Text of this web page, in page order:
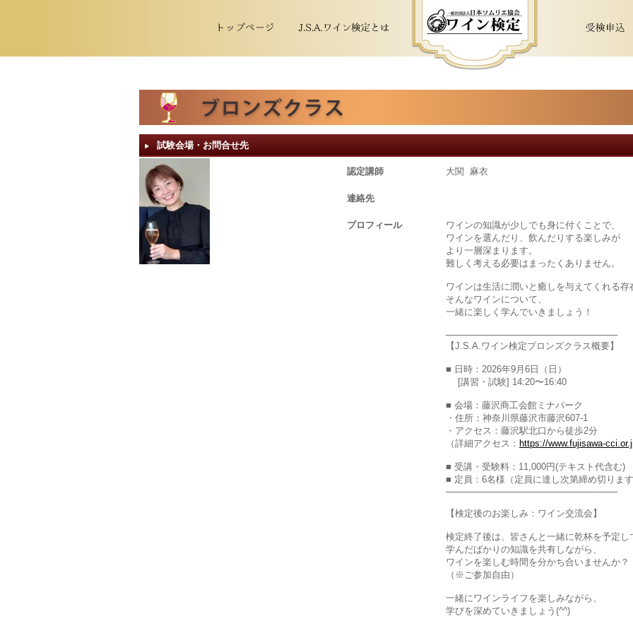
▶︎ 試験会場・お問合せ先
認定講師 大関 麻衣
連絡先
プロフィール
ワインの知識が少しでも身に付くことで、
ワインを選んだり、飲んだりする楽しみが
より一層深まります。
難しく考える必要はまったくありません。
ワインは生活に潤いと癒しを与えてくれる存
そんなワインについて、
一緒に楽しく学んでいきましょう！
───────────────────────────
【J.S.A.ワイン検定ブロンズクラス概要】
■ 日時：2026年9月6日（日）
[講習・試験] 14:20〜16:40
■ 会場：藤沢商工会館ミナパーク
・住所：神奈川県藤沢市藤沢607-1
・アクセス：藤沢駅北口から徒歩2分
（詳細アクセス： https://www.fujisawa-
■ 受講・受験料：11,000円(テキスト代含む)
■ 定員：6名様（定員に達し次第締め切ります
───────────────────────────
【検定後のお楽しみ：ワイン交流会】
検定終了後は、皆さんと一緒に乾杯を予定し
学んだばかりの知識を共有しながら、
ワインを楽しむ時間を分かち合いませんか？
（※ご参加自由）
一緒にワインライフを楽しみながら、
学びを深めていきましょう(^^)